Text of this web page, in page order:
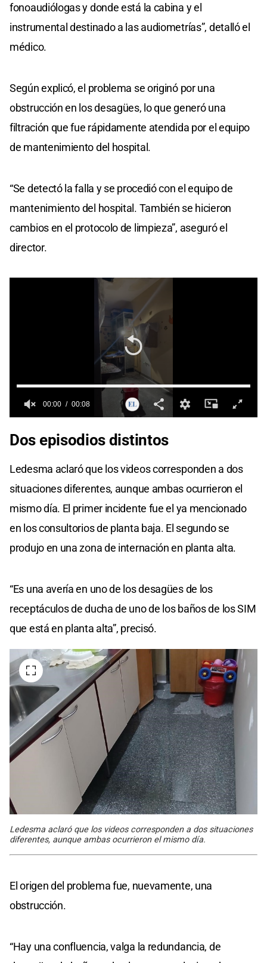
fonoaudiólogas y donde está la cabina y el
instrumental destinado a las audiometrías”, detalló el
médico.
Según explicó, el problema se originó por una
obstrucción en los desagües, lo que generó una
filtración que fue rápidamente atendida por el equipo
de mantenimiento del hospital.
“Se detectó la falla y se procedió con el equipo de
mantenimiento del hospital. También se hicieron
cambios en el protocolo de limpieza”, aseguró el
director.
of
00:00 00:08
Dos episodios distintos
Ledesma aclaró que los videos corresponden a dos
situaciones diferentes, aunque ambas ocurrieron el
mismo día. El primer incidente fue el ya mencionado
en los consultorios de planta baja. El segundo se
produjo en una zona de internación en planta alta.
“Es una avería en uno de los desagües de los
receptáculos de ducha de uno de los baños de los SIM
que está en planta alta”, precisó.
Ledesma aclaró que los videos corresponden a dos situaciones
diferentes, aunque ambas ocurrieron el mismo día.
El origen del problema fue, nuevamente, una
obstrucción.
“Hay una confluencia, valga la redundancia, de